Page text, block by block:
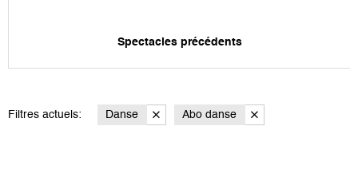
Spectacles précédents
Filtres actuels: Danse Abo danse